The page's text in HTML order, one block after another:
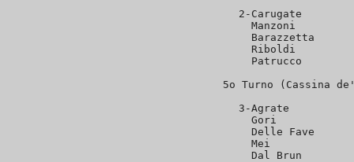
2-Carugate
Manzoni
Barazzetta
Riboldi
Patrucco
5o Turno (Cassina
3-Agrate
Gori
Delle Fave
Mei
Dal Brun